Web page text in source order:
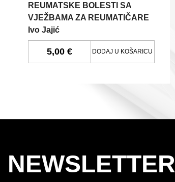
REUMATSKE BOLESTI SA
VJEŽBAMA ZA REUMATIČARE
Ivo Jajić
5,00 € DODAJ U KOŠARICU
NEWSLETTER